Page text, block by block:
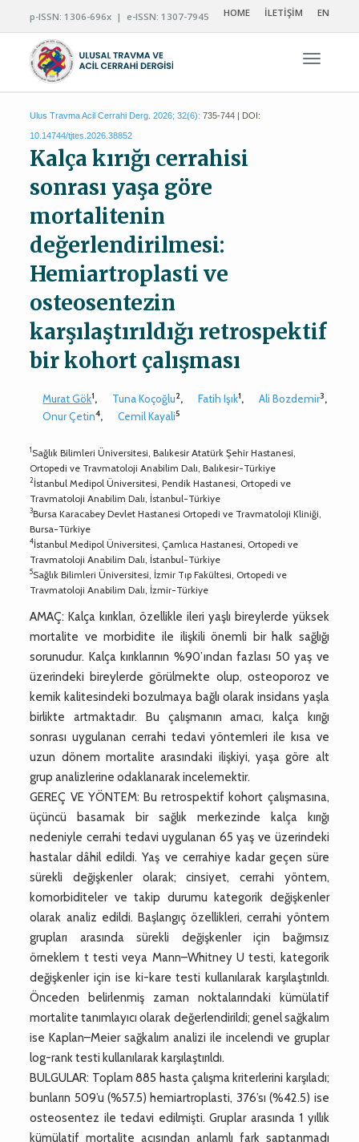
p-ISSN: 1306-696x | e-ISSN: 1307-7945 HOME İLETİŞİM EN
Ulus Travma Acil Cerrahi Derg. 2026; 32(6): 735-744 | DOI:
10.14744/tjtes.2026.38852
Kalça kırığı cerrahisi
sonrası yaşa göre
mortalitenin
değerlendirilmesi:
Hemiartroplasti ve
osteosentezin
karşılaştırıldığı retrospektif
bir kohort çalışması
Murat Gök1, Tuna Koçoğlu2, Fatih Işık1, Ali Bozdemir3,
Onur Çetin4, Cemil Kayali5
1Sağlık Bilimleri Üniversitesi, Balıkesir Atatürk Şehir Hastanesi,
Ortopedi ve Travmatoloji Anabilim Dalı, Balıkesir-Türkiye
2İstanbul Medipol Üniversitesi, Pendik Hastanesi, Ortopedi ve
Travmatoloji Anabilim Dalı, İstanbul-Türkiye
3Bursa Karacabey Devlet Hastanesi Ortopedi ve Travmatoloji Kliniği,
Bursa-Türkiye
4İstanbul Medipol Üniversitesi, Çamlıca Hastanesi, Ortopedi ve
Travmatoloji Anabilim Dalı, İstanbul-Türkiye
5Sağlık Bilimleri Üniversitesi, İzmir Tıp Fakültesi, Ortopedi ve
Travmatoloji Anabilim Dalı, İzmir-Türkiye
AMAÇ: Kalça kırıkları, özellikle ileri yaşlı bireylerde yüksek
mortalite ve morbidite ile ilişkili önemli bir halk sağlığı
sorunudur. Kalça kırıklarının %90’ından fazlası 50 yaş ve
üzerindeki bireylerde görülmekte olup, osteoporoz ve
kemik kalitesindeki bozulmaya bağlı olarak insidans yaşla
birlikte artmaktadır. Bu çalışmanın amacı, kalça kırığı
sonrası uygulanan cerrahi tedavi yöntemleri ile kısa ve
uzun dönem mortalite arasındaki ilişkiyi, yaşa göre alt
grup analizlerine odaklanarak incelemektir.
GEREÇ VE YÖNTEM: Bu retrospektif kohort çalışmasına,
üçüncü basamak bir sağlık merkezinde kalça kırığı
nedeniyle cerrahi tedavi uygulanan 65 yaş ve üzerindeki
hastalar dâhil edildi. Yaş ve cerrahiye kadar geçen süre
sürekli değişkenler olarak; cinsiyet, cerrahi yöntem,
komorbiditeler ve takip durumu kategorik değişkenler
olarak analiz edildi. Başlangıç özellikleri, cerrahi yöntem
grupları arasında sürekli değişkenler için bağımsız
örneklem t testi veya Mann–Whitney U testi, kategorik
değişkenler için ise ki-kare testi kullanılarak karşılaştırıldı.
Önceden belirlenmiş zaman noktalarındaki kümülatif
mortalite tanımlayıcı olarak değerlendirildi; genel sağkalım
ise Kaplan–Meier sağkalım analizi ile incelendi ve gruplar
log-rank testi kullanılarak karşılaştırıldı.
BULGULAR: Toplam 885 hasta çalışma kriterlerini karşıladı;
bunların 509’u (%57.5) hemiartroplasti, 376’sı (%42.5) ise
osteosentez ile tedavi edilmişti. Gruplar arasında 1 yıllık
kümülatif mortalite açısından anlamlı fark saptanmadı